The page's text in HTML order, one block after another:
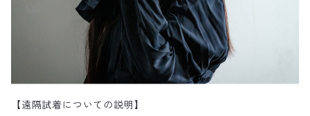
【遠隔試着についての説明】